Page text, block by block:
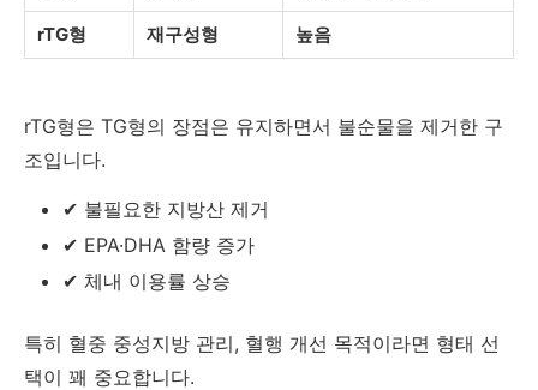
rTG형 재구성형 높음
rTG형은 TG형의 장점은 유지하면서 불순물을 제거한 구
조입니다.
✔ 불필요한 지방산 제거
✔ EPA·DHA 함량 증가
✔ 체내 이용률 상승
특히 혈중 중성지방 관리, 혈행 개선 목적이라면 형태 선
택이 꽤 중요합니다.